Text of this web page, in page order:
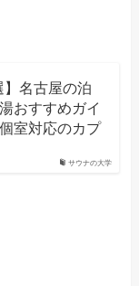
サウナの大学
】名古屋の泊
おすすめガイ
室対応のカプ